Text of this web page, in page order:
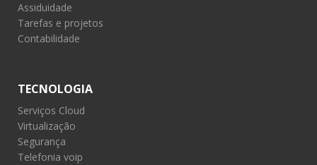
Assiduidade
Tarefas e projetos
Contabilidade
TECNOLOGIA
Serviços Cloud
Virtualização
Segurança
Telefonia voip